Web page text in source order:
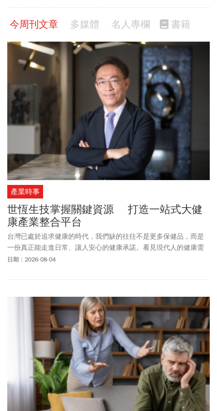
今周刊文章 多媒體 名人專欄 書籍
產業時事
世恆生技掌握關鍵資源 打造一站式大健
康產業整合平台
台灣已處於追求健康的時代，我們缺的往往不是更多保健品，而是
一份真正能走進日常、讓人安心的健康承諾。看見現代人的健康需
求正經歷深刻轉型。世紀民生集團旗下世恆生技，透過鳳凰計畫布
的完整鏈結，讓優質技術真正走進消費市場。
日期：2026-08-04